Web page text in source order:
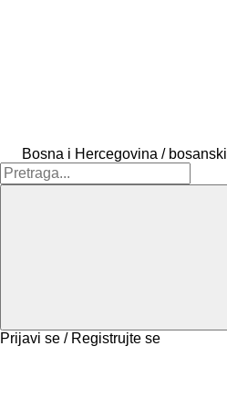
Bosna i Hercegovina / bosanski
Prijavi se / Registrujte se